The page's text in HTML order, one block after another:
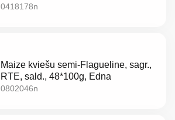
0418178n
Maize kviešu semi-Flagueline, sagr.,
RTE, sald., 48*100g, Edna
0802046n